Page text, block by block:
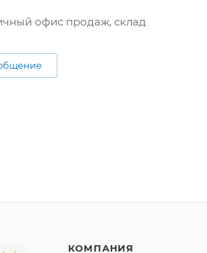
офис продаж, склад
КОМПАНИЯ